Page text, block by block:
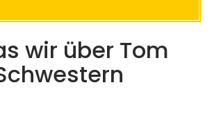
wir über Tom